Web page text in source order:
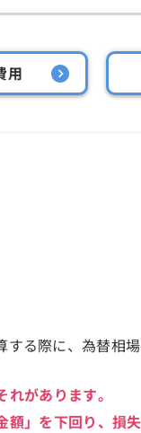
用
る際に、為替相
があります。
額」を下回り、損